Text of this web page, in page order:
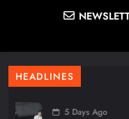
HEADLINES
5 Days Ago